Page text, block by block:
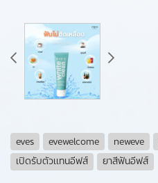
eves evewelcome neweve
เปิดรับตัวเเทนอีฟส์
ยาสีฟันอีฟส์